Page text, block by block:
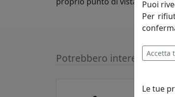
Potrebbero interessarti
Puoi
Per
Accetta
Le tue